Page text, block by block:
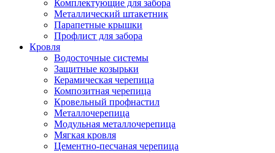
Комплектующие для забора
Металлический штакетник
Парапетные крышки
Профлист для забора
Кровля
Водосточные системы
Защитные козырьки
Керамическая черепица
Композитная черепица
Кровельный профнастил
Металлочерепица
Модульная металлочерепица
Мягкая кровля
Цементно-песчаная черепица